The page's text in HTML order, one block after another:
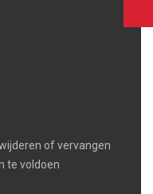
of vervangen
te voldoen